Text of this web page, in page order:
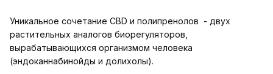
Уникальное сочетание СBD и полипренолов - двух
растительных аналогов биорегуляторов,
вырабатывающихся организмом человека
(эндоканнабинойды и долихолы).